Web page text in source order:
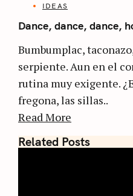
IDEAS
Dance, dance, dance,
Bumbumplac,
serpiente. Aun en el
rutina muy exigente.
fregona, las sillas..
Read More
Related Posts